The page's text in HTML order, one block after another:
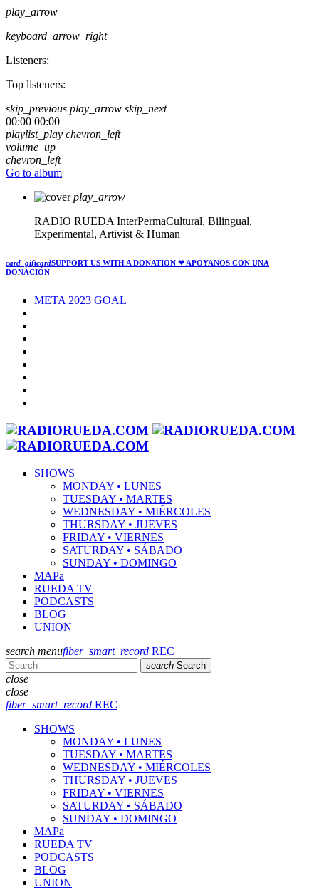
play_arrow
keyboard_arrow_right
Listeners:
Top listeners:
skip_previous play_arrow skip_next
00:00 00:00
playlist_play chevron_left
volume_up
chevron_left
Go to album
play_arrow
RADIO RUEDA InterPermaCultural, Bilingual,
Experimental, Artivist & Human
card_giftcardSUPPORT US WITH A DONATION ❤ APOYANOS CON UNA
DONACIÓN
META 2023 GOAL
SHOWS
MONDAY • LUNES
TUESDAY • MARTES
WEDNESDAY • MIÉRCOLES
THURSDAY • JUEVES
FRIDAY • VIERNES
SATURDAY • SÁBADO
SUNDAY • DOMINGO
MAPa
RUEDA TV
PODCASTS
BLOG
UNION
search menufiber_smart_record REC
search Search
close
close
fiber_smart_record REC
SHOWS
MONDAY • LUNES
TUESDAY • MARTES
WEDNESDAY • MIÉRCOLES
THURSDAY • JUEVES
FRIDAY • VIERNES
SATURDAY • SÁBADO
SUNDAY • DOMINGO
MAPa
RUEDA TV
PODCASTS
BLOG
UNION